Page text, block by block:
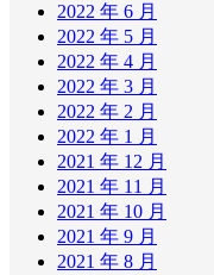
2022 年 6 月
2022 年 5 月
2022 年 4 月
2022 年 3 月
2022 年 2 月
2022 年 1 月
2021 年 12 月
2021 年 11 月
2021 年 10 月
2021 年 9 月
2021 年 8 月